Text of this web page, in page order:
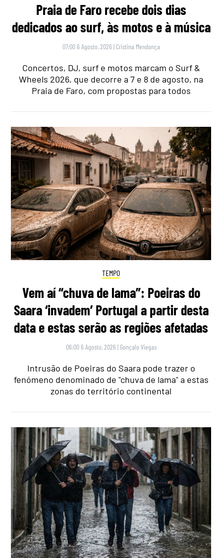
Praia de Faro recebe dois dias
dedicados ao surf, às motos e à música
07:00 6 Agosto, 2026 | Cristina Mendonça
Concertos, DJ, surf e motos marcam o Surf &
Wheels 2026, que decorre a 7 e 8 de agosto, na
Praia de Faro, com propostas para todos
TEMPO
Vem aí “chuva de lama”: Poeiras do
Saara ‘invadem’ Portugal a partir desta
data e estas serão as regiões afetadas
06:00 6 Agosto, 2026 | Gonçalo Viegas
Intrusão de Poeiras do Saara pode trazer o
fenómeno denominado de "chuva de lama" a estas
zonas do território continental